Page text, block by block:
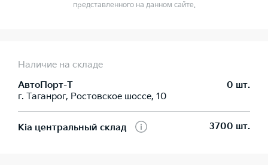
представленного на данном сайте.
Наличие на складе
АвтоПорт-Т
г. Таганрог, Ростовское шоссе, 10
0 шт.
Kia центральный склад 3700 шт.